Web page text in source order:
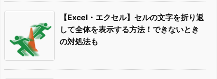
【Excel・エクセル】セルの文字を折り返
して全体を表示する方法！できないとき
の対処法も